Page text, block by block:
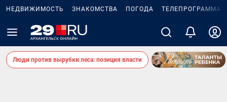
НЕДВИЖИМОСТЬ ЗНАКОМСТВА ПОГОДА ТЕЛЕПРОГРАММА
Люди против вырубки леса: позиция власти